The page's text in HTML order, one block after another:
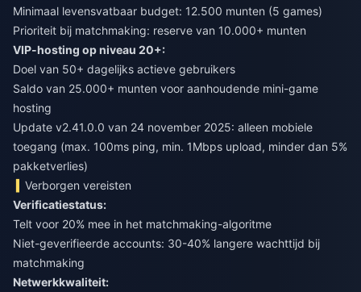
Minimaal levensvatbaar budget: 12.500 munten (5 games)
Prioriteit bij matchmaking: reserve van 10.000+ munten
VIP-hosting op niveau 20+:
Doel van 50+ dagelijks actieve gebruikers
Saldo van 25.000+ munten voor aanhoudende mini-game
hosting
Update v2.41.0.0 van 24 november 2025: alleen mobiele
toegang (max. 100ms ping, min. 1Mbps upload, minder dan 5%
pakketverlies)
Verborgen vereisten
Verificatiestatus:
Telt voor 20% mee in het matchmaking-algoritme
Niet-geverifieerde accounts: 30-40% langere wachttijd bij
matchmaking
Netwerkkwaliteit: